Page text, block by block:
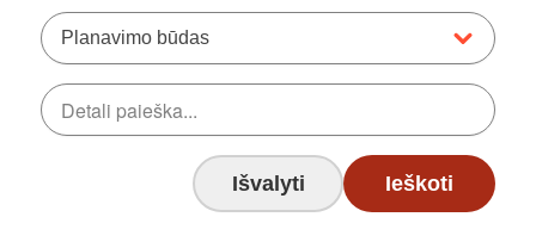
Planavimo būdas
Išvalyti Ieškoti